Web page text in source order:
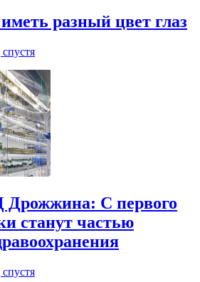
разный цвет глаз
спустя
Дрожжина: С первого
станут частью
спустя